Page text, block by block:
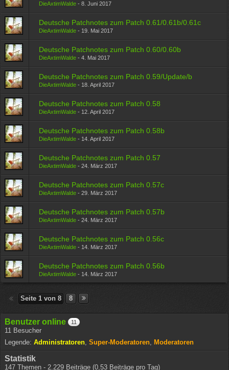
DieAxtimWalde -8. Juni 2017
Deutsche Patchnotes zum Patch 0.61/0.61b/0.61c
DieAxtimWalde - 19. Mai 2017
Deutsche Patchnotes zum Patch 0.60/0.60b
DieAxtimWalde -4. Mai 2017
Deutsche Patchnotes zum Patch 0.59/Update/b
DieAxtimWalde - 18. April 2017
Deutsche Patchnotes zum Patch 0.58
DieAxtimWalde - 12. April 2017
Deutsche Patchnotes zum Patch 0.58b
DieAxtimWalde - 14. April 2017
Deutsche Patchnotes zum Patch 0.57
DieAxtimWalde -24. März 2017
Deutsche Patchnotes zum Patch 0.57c
DieAxtimWalde -29. März 2017
Deutsche Patchnotes zum Patch 0.57b
DieAxtimWalde -24. März 2017
Deutsche Patchnotes zum Patch 0.56c
DieAxtimWalde - 14. März 2017
Deutsche Patchnotes zum Patch 0.56b
DieAxtimWalde - 14. März 2017
Seite 1 von 8 8
Benutzer online 11
11 Besucher
Legende: Administratoren Super-Moderatoren Moderatoren
Statistik
147 Themen - 2.229 Beiträge (0,53 Beiträge pro Tag)